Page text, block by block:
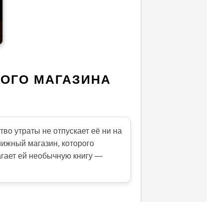
МАГАЗИНА
утраты не отпускает её ни на
магазин, которого
ей необычную книгу —